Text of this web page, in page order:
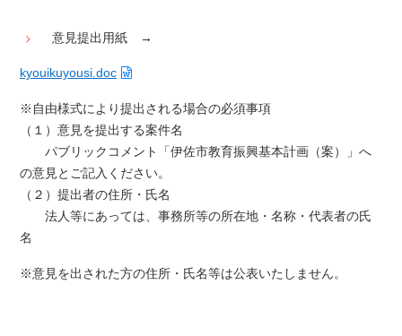
意見提出用紙 →
kyouikuyousi.doc
※自由様式により提出される場合の必須事項
（１）意見を提出する案件名
パブリックコメント「伊佐市教育振興基本計画（案）」へ
の意見とご記入ください。
（２）提出者の住所・氏名
法人等にあっては、事務所等の所在地・名称・代表者の氏
名
※意見を出された方の住所・氏名等は公表いたしません。